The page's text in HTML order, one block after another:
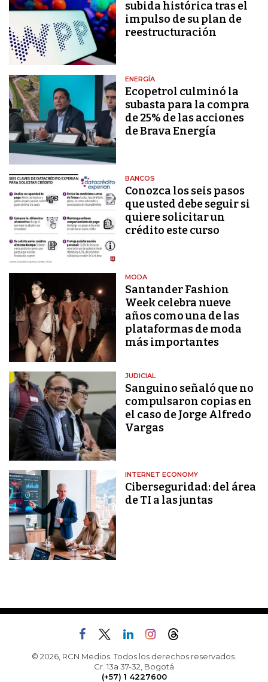
subida histórica tras el
impulso de su plan de
reestructuración
ENERGÍA
Ecopetrol culminó la
subasta para la compra
de 25% de las acciones
de Brava Energía
BANCOS
Conozca los seis pasos
que usted debe seguir si
quiere solicitar un
crédito este curso
MODA
Santander Fashion
Week celebra nueve
años como una de las
plataformas de moda
más importantes
JUDICIAL
Sanguino señaló que no
compulsaron copias en
el caso de Jorge Alfredo
Vargas
INTERNET ECONOMY
Ciberseguridad: del área
de TI a las juntas
© 2026, RCN Medios. Todos los derechos reservados.
Cr. 13a 37-32, Bogotá
(+57) 1 4227600